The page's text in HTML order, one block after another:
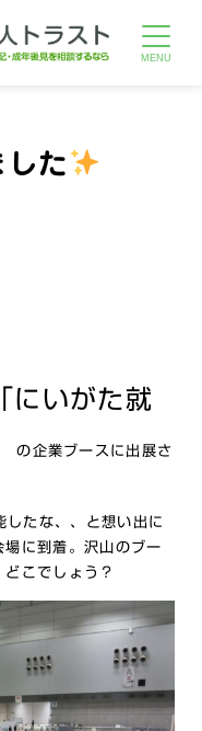
した
「にいがた就
の企業ブースに出展さ
たな、、と想い出に
に到着。沢山のブー
こでしょう？